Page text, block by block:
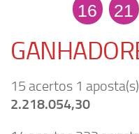
16 21
15 acertos 1
2.218.054,30